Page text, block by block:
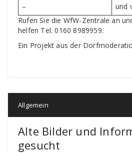
–
und
Rufen Sie die WfW-Zentrale an
helfen Tel. 0160 8989959.
Ein Projekt aus der
Allgemein
Alte Bilder und
gesucht